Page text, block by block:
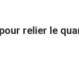
relier le